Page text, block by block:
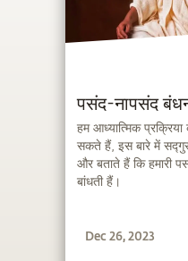
पसंद-नापसंद
हम आध्यात्मिक
सकते हैं, इस बारे में
और बताते हैं कि हमारी
बांधती हैं।
Dec 26, 2023